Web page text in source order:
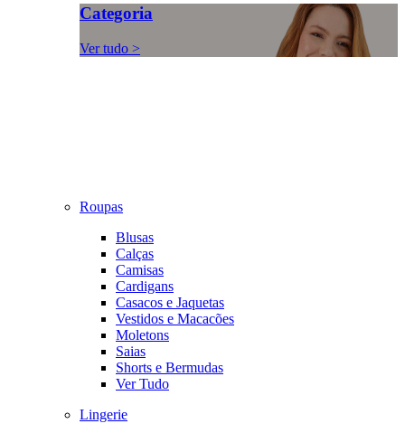
Categoria
Ver tudo >
Roupas
Blusas
Calças
Camisas
Cardigans
Casacos e Jaquetas
Vestidos e Macacões
Moletons
Saias
Shorts e Bermudas
Ver Tudo
Lingerie